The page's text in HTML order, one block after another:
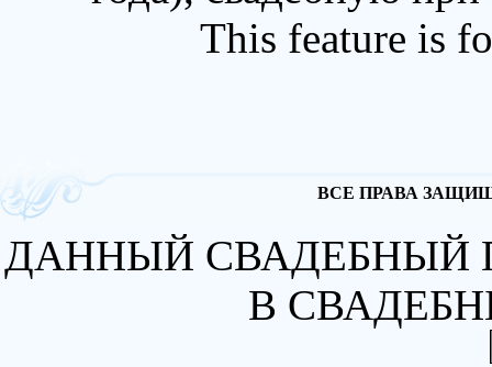
This feature is
ВСЕ ПРАВА
ДАННЫЙ СВАДЕБНЫЙ
В